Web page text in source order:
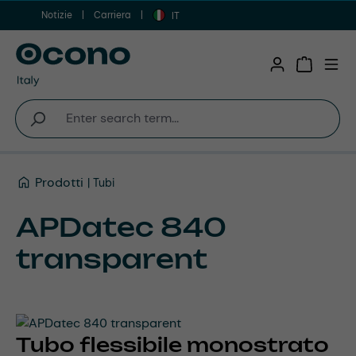
Vai al contenuto principale
Notizie Carriera IT
Prodotti Tubi
APDatec 840
transparent
Tubo flessibile monostrato